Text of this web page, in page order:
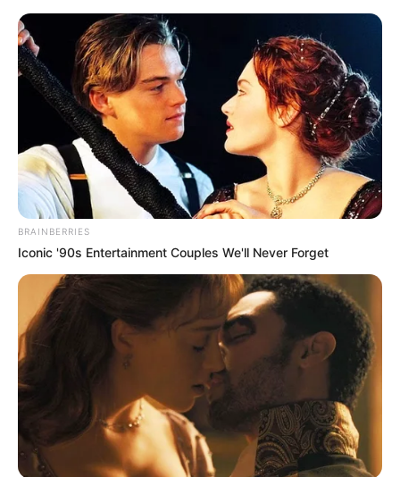
Vitrine do Artesão – Edição de
Agosto
BRAINBERRIES
Iconic '90s Entertainment Couples We'll Never Forget